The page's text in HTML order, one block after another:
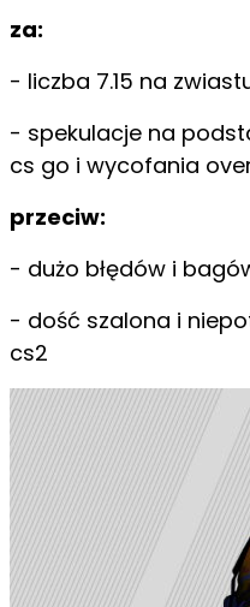
za:
- liczba 7.15 na
- spekulacje na
cs go i wycofania
przeciw:
- dużo błędów i
- dość szalona i
cs2